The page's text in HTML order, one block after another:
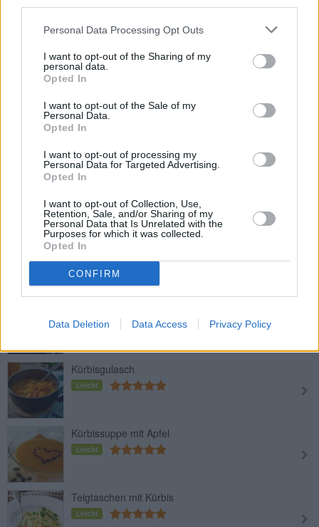
Personal Data Processing Opt Outs
I want to opt-out of the Sharing of my
personal data.
Opted In
I want to opt-out of the Sale of my
Personal Data.
Opted In
I want to opt-out of processing my
Personal Data for Targeted Advertising.
Opted In
I want to opt-out of Collection, Use,
Retention, Sale, and/or Sharing of my
Personal Data that Is Unrelated with the
Purposes for which it was collected.
Opted In
CONFIRM
Data Deletion Data Access Privacy Policy
Leicht
Kürbis-Ingwer-Suppe
Leicht
Kürbis-Butter
Einfache Kürbis-Putenpfanne
Leicht
Kürbisgulasch
Leicht
Kürbissuppe mit Apfel
Leicht
Teigtaschen mit Kürbis
Leicht